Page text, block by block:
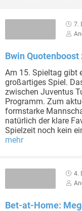
7.
Bwin
Am 15. Spieltag gibt
großartiges Spiel.
zwischen Juventus
Programm. Zum
formstarke
natürlich der klare
Spielzeit noch kein
mehr
4.
Bet-at-Home: